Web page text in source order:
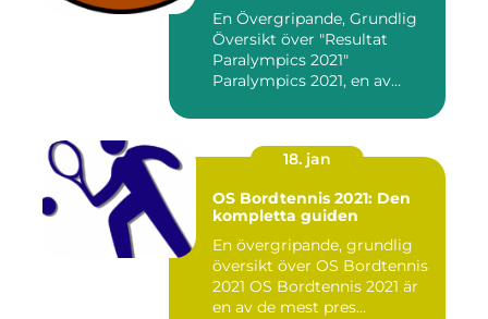
En Övergripande, Grundlig
Översikt över "Resultat
Paralympics 2021"
Paralympics 2021, en av
18. jan
OS Bordtennis 2021: Den
kompletta guiden
En övergripande, grundlig
översikt över OS Bordtennis
2021 OS Bordtennis 2021 är
en av de mest pres...